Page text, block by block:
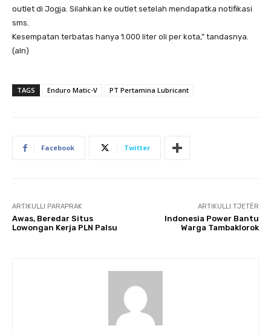
outlet di Jogja. Silahkan ke outlet setelah mendapatka notifikasi
sms.
Kesempatan terbatas hanya 1.000 liter oli per kota,” tandasnya.
(aln)
TAGS Enduro Matic-V PT Pertamina Lubricant
Facebook Twitter
ARTIKULLI PARAPRAK
Awas, Beredar Situs
Lowongan Kerja PLN Palsu
ARTIKULLI TJETËR
Indonesia Power Bantu
Warga Tambaklorok